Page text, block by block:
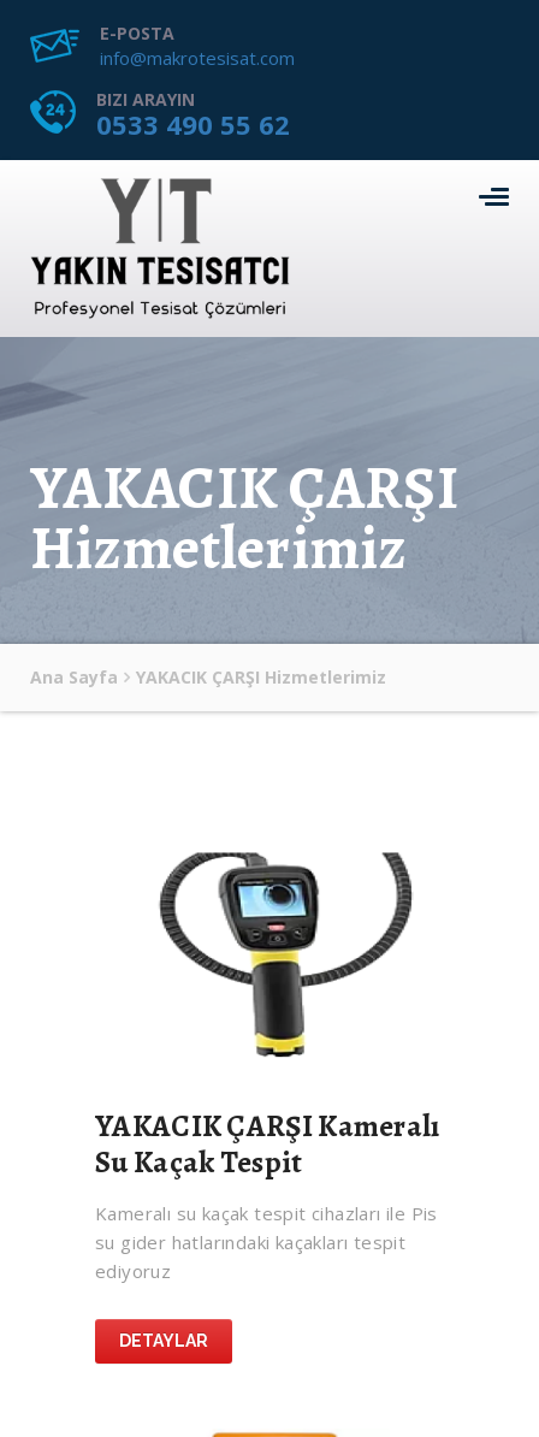
E-POSTA
info@makrotesisat.com
BIZI ARAYIN
0533 490 55 62
YAKACIK ÇARŞI
Hizmetlerimiz
Ana Sayfa YAKACIK ÇARŞI Hizmetlerimiz
YAKACIK ÇARŞI Kameralı
Su Kaçak Tespit
Kameralı su kaçak tespit cihazları ile Pis
su gider hatlarındaki kaçakları tespit
ediyoruz
DETAYLAR